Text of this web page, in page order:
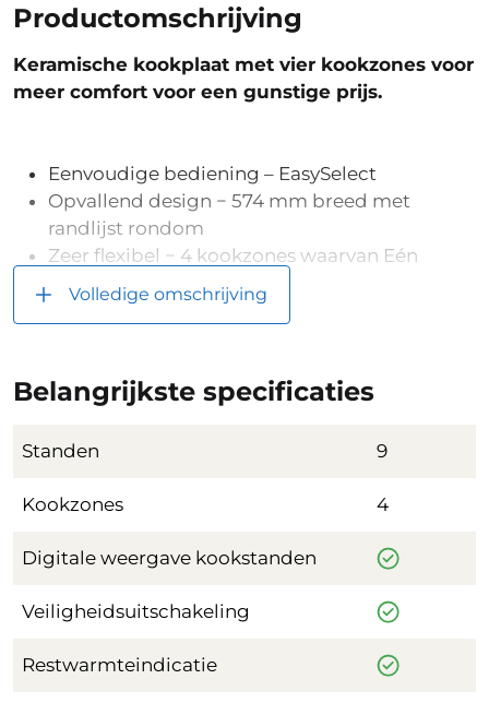
Productomschrijving
Keramische kookplaat met vier kookzones voor
meer comfort voor een gunstige prijs.
Eenvoudige bediening – EasySelect
Opvallend design − 574 mm breed met
randlijst rondom
Zeer flexibel − 4 kookzones waarvan Eén
Vario-kookzone
Comfortabel − aankookautomaat voor elke
voor elke kookzone
Volledige omschrijving
Belangrijkste specificaties
Standen 9
Kookzones 4
Digitale weergave kookstanden
Veiligheidsuitschakeling
Restwarmteindicatie